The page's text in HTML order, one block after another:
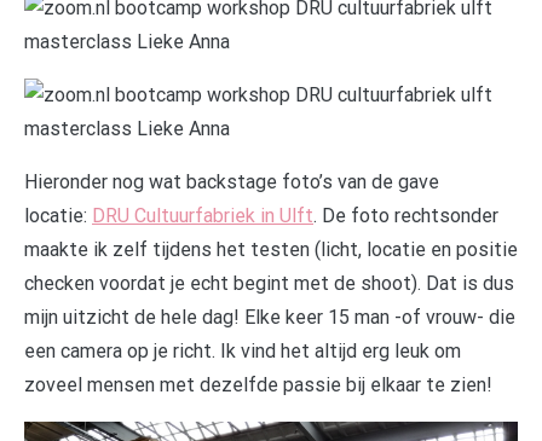
Hieronder nog wat backstage foto’s van de gave
locatie: DRU Cultuurfabriek in Ulft. De foto rechtsonder
maakte ik zelf tijdens het testen (licht, locatie en positie
checken voordat je echt begint met de shoot). Dat is dus
mijn uitzicht de hele dag! Elke keer 15 man -of vrouw- die
een camera op je richt. Ik vind het altijd erg leuk om
zoveel mensen met dezelfde passie bij elkaar te zien!